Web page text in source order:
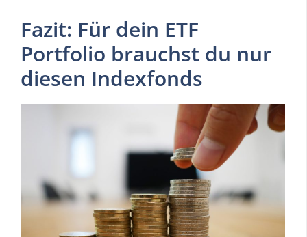
Fazit: Für dein ETF
Portfolio brauchst du nur
diesen Indexfonds